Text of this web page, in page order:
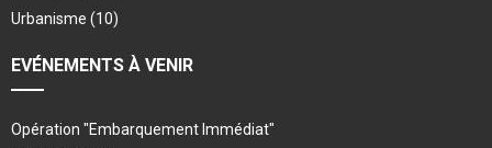
Urbanisme (10)
EVÉNEMENTS À VENIR
Opération "Embarquement Immédiat"